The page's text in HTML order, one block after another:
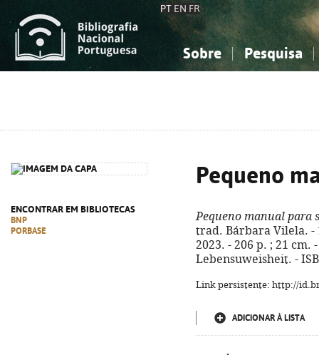
PT EN FR
Sobre Pesquisa
ENCONTRAR EM BIBLIOTECAS
BNP
PORBASE
Pequeno
Pequeno manual para
trad. Bárbara Vilela. -
2023. - 206 p. ; 21
Lebensuweisheit. -
Link persistente: http://
ADICIONAR À LISTA